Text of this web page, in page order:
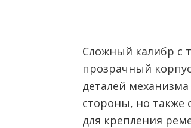
Сложный калибр с
прозрачный
деталей
стороны, но также
для крепления